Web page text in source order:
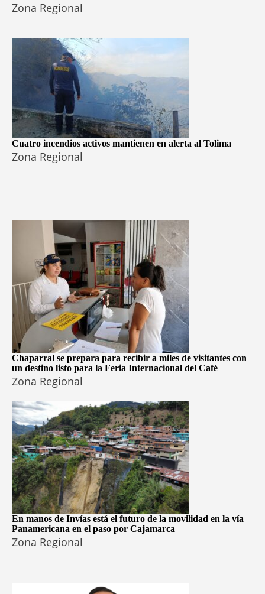
Zona Regional
Cuatro incendios activos mantienen en alerta al Tolima
Zona Regional
Chaparral se prepara para recibir a miles de visitantes con
un destino listo para la Feria Internacional del Café
Zona Regional
En manos de Invías está el futuro de la movilidad en la vía
Panamericana en el paso por Cajamarca
Zona Regional